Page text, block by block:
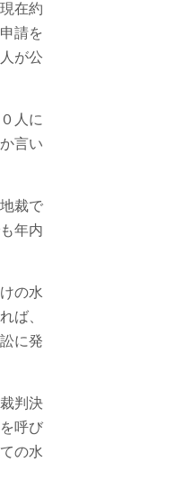
在約
請を
が公
人に
言い
裁で
年内
の水
ば、
に発
判決
呼び
の水